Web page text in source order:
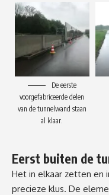
De eerste
voorgefabriceerde delen
van de tunnelwand staan
al klaar.
Eerst buiten de
Het in elkaar zetten en
precieze klus. De